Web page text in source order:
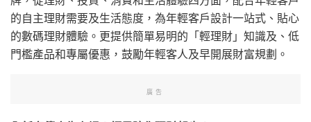
的自主理財需要及生活態度，為年輕客戶設計一站式、貼心
的數碼理財體驗。更提供簡單易明的「輕理財」知識及、低
門檻產品和專屬優惠，鼓勵年輕客人及早開展財富規劃。
廣告